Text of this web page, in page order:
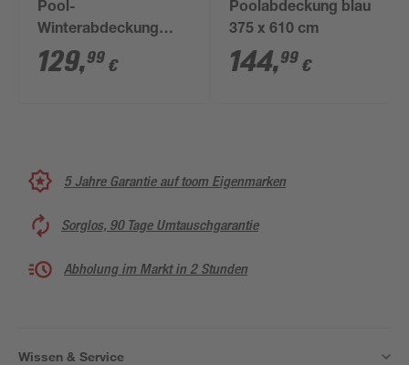
Pool-
Winterabdeckung
schwarz 410 x 610 cm
129,99 €
Poolabdeckung blau
375 x 610 cm
144,99 €
5 Jahre Garantie auf toom Eigenmarken
Sorglos, 90 Tage Umtauschgarantie
Abholung im Markt in 2 Stunden
Wissen & Service